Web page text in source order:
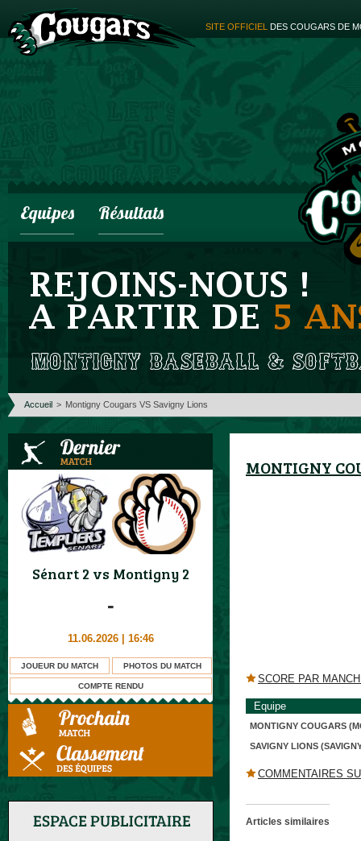
SITE OFFICIEL DES COUGARS DE
Equipes Résultats
Accueil > Montigny Cougars VS Savigny Lions
Sénart 2 vs Montigny 2
-
11.06.2026 | 16:46
JOUEUR DU MATCH PHOTOS DU MATCH
COMPTE RENDU
MONTIGNY
SCORE PAR
Equipe
MONTIGNY COUGARS
SAVIGNY LIONS
COMMENTAIRES
Articles similaires